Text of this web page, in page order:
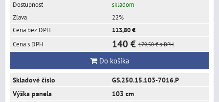
skladom
22%
113,80 €
140 € 179,50 € s DPH
Do košíka
GS.250.15.103-7016.P
103 cm